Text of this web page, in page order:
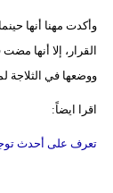
وأكدت مهنا أنها
القرار، إلا أنها
ووضعها في الثلاجة لمدة 20
اقرا ايضاً:
تعرف على أحدث